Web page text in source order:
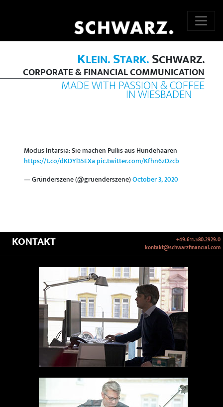
KLEIN.STARK.SCHWARZ.
CORPORATE & FINANCIAL COMMUNICATION
MADE WITH PASSION & COFFEE
IN WIESBADEN
Modus Intarsia: Sie machen Pullis aus Hundehaaren
https://t.co/dKDYl35EXapic.twitter.com/Kfhn6zDzcb
— Gründerszene (@gruenderszene)October 3, 2020
KONTAKT
+49.611.580.2929.0
kontakt@schwarzfinancial.com